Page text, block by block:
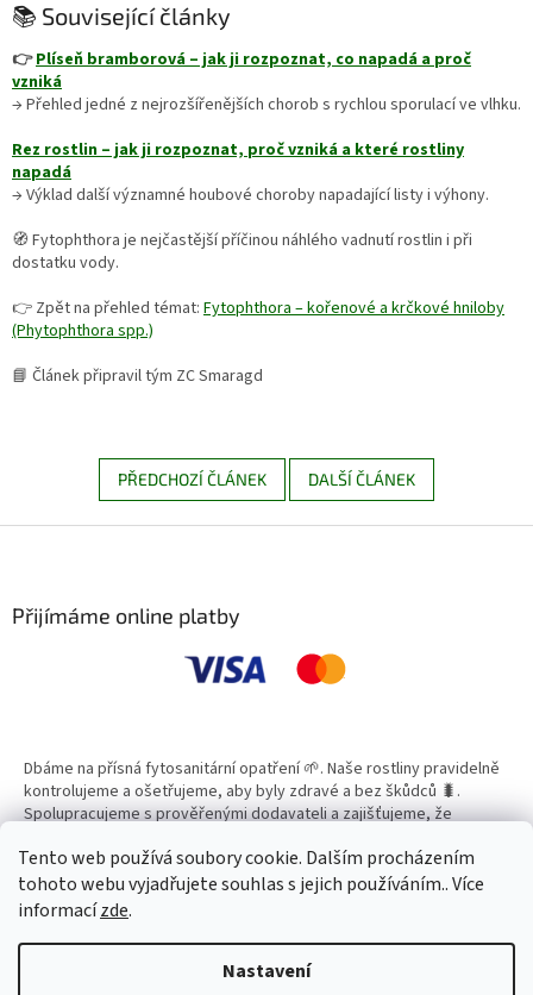
Tento web používá soubory cookie. Dalším procházením
tohoto webu vyjadřujete souhlas s jejich používáním.. Více
informacízde.
Nastavení
📚 Související články
👉Plíseň bramborová – jak ji rozpoznat, co napadá a proč
vzniká
→ Přehled jedné z nejrozšířenějších chorob s rychlou sporulací ve vlhku.
Rez rostlin – jak ji rozpoznat, proč vzniká a které rostliny
napadá
→ Výklad další významné houbové choroby napadající listy i výhony.
🧭 Fytophthora je nejčastější příčinou náhlého vadnutí rostlin i při
dostatku vody.
👉 Zpět na přehled témat: Fytophthora – kořenové a krčkové hniloby
(Phytophthora spp.)
📘 Článek připravil tým ZC Smaragd
PŘEDCHOZÍ ČLÁNEK DALŠÍ ČLÁNEK
Přijímáme online platby
Dbáme na přísná fytosanitární opatření 🌱. Naše rostliny pravidelně
kontrolujeme a ošetřujeme, aby byly zdravé a bez škůdců 🐛.
Spolupracujeme s prověřenými dodavateli a zajišťujeme, že